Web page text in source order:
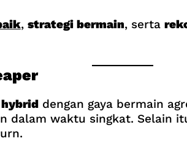
, strategi bermain, serta
dengan gaya bermain
dalam waktu singkat. Selain